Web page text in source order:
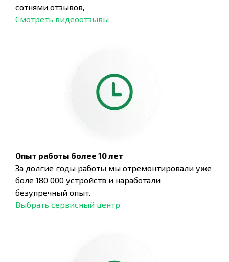
сотнями отзывов,
Смотреть видеоотзывы
Опыт работы более 10 лет
За долгие годы работы мы отремонтировали уже
боле 180 000 устройств и наработали
безупречный опыт.
Выбрать сервисный центр